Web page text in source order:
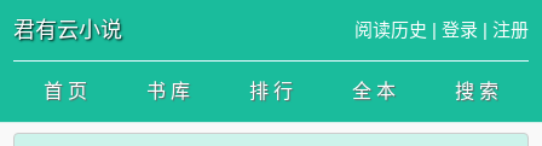
君有云小说 阅读历史 | 登录 | 注册
首 页 书 库 排 行 全 本 搜 索